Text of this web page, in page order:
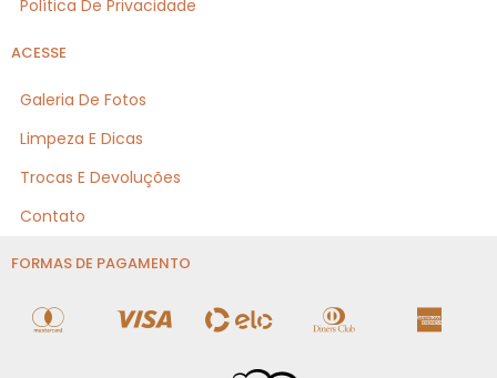
Política De Privacidade
ACESSE
Galeria De Fotos
Limpeza E Dicas
Trocas E Devoluções
Contato
FORMAS DE PAGAMENTO